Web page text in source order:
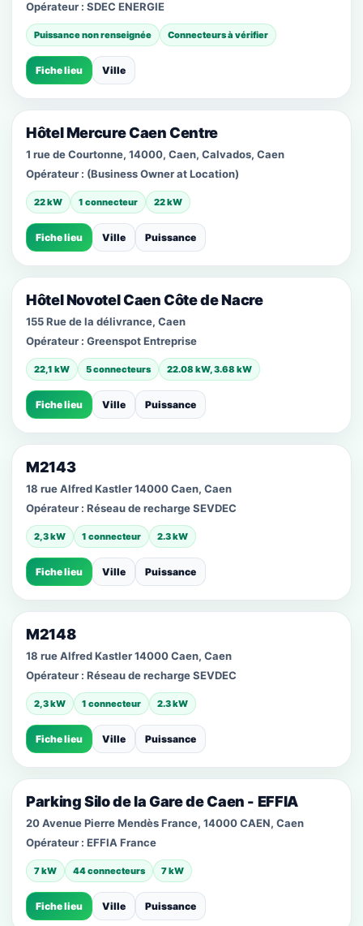
Opérateur : SDEC ENERGIE
Puissance non renseignée Connecteurs à vérifier
Fiche lieu Ville
Hôtel Mercure Caen Centre
1 rue de Courtonne, 14000, Caen, Calvados, Caen
Opérateur : (Business Owner at Location)
22 kW 1 connecteur 22 kW
Fiche lieu Ville Puissance
Hôtel Novotel Caen Côte de Nacre
155 Rue de la délivrance, Caen
Opérateur : Greenspot Entreprise
22,1 kW 5 connecteurs 22.08 kW, 3.68 kW
Fiche lieu Ville Puissance
M2143
18 rue Alfred Kastler 14000 Caen, Caen
Opérateur : Réseau de recharge SEVDEC
2,3 kW 1 connecteur 2.3 kW
Fiche lieu Ville Puissance
M2148
18 rue Alfred Kastler 14000 Caen, Caen
Opérateur : Réseau de recharge SEVDEC
2,3 kW 1 connecteur 2.3 kW
Fiche lieu Ville Puissance
Parking Silo de la Gare de Caen - EFFIA
20 Avenue Pierre Mendès France, 14000 CAEN, Caen
Opérateur : EFFIA France
7 kW 44 connecteurs 7 kW
Fiche lieu Ville Puissance